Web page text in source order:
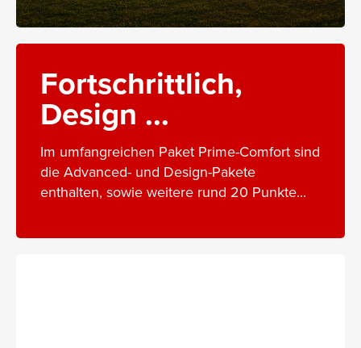
Fortschrittlich,
Design ...
Im umfangreichen Paket Prime-Comfort sind
die Advanced- und Design-Pakete
enthalten, sowie weitere rund 20 Punkte...